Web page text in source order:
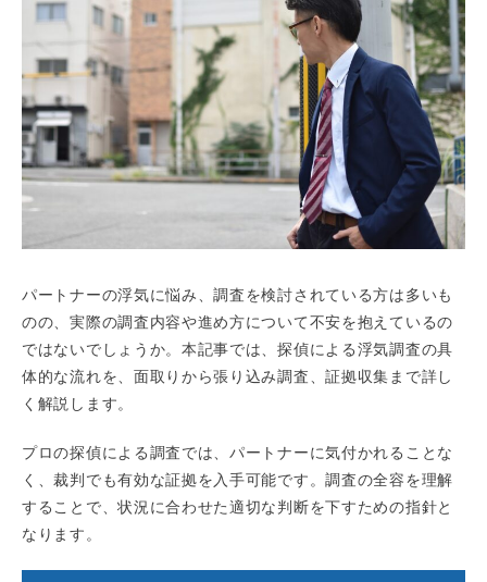
パートナーの浮気に悩み、調査を検討されている方は多いも
のの、実際の調査内容や進め方について不安を抱えているの
ではないでしょうか。本記事では、探偵による浮気調査の具
体的な流れを、面取りから張り込み調査、証拠収集まで詳し
く解説します。
プロの探偵による調査では、パートナーに気付かれることな
く、裁判でも有効な証拠を入手可能です。調査の全容を理解
することで、状況に合わせた適切な判断を下すための指針と
なります。